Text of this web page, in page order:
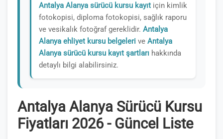
Antalya Alanya sürücü kursu kayıt için kimlik
fotokopisi, diploma fotokopisi, sağlık raporu
ve vesikalık fotoğraf gereklidir. Antalya
Alanya ehliyet kursu belgeleri ve Antalya
Alanya sürücü kursu kayıt şartları hakkında
detaylı bilgi alabilirsiniz.
Antalya Alanya Sürücü Kursu
Fiyatları 2026 - Güncel Liste